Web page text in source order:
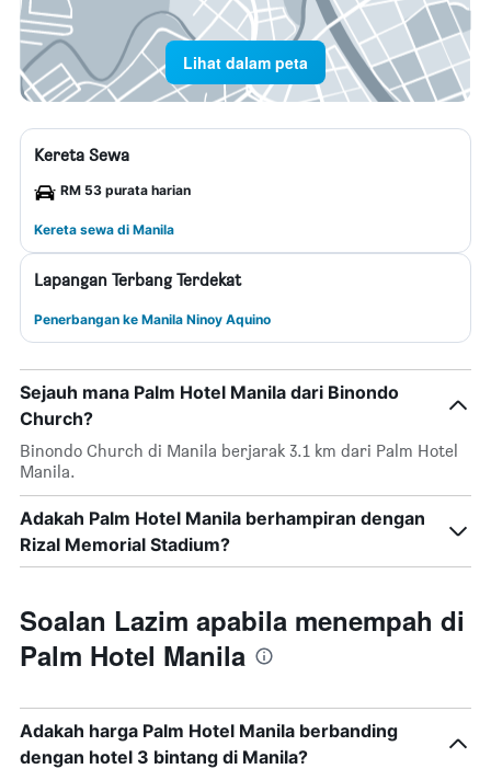
Lihat dalam peta
Kereta Sewa
RM 53 purata harian
Kereta sewa di Manila
Lapangan Terbang Terdekat
Penerbangan ke Manila Ninoy Aquino
Sejauh mana Palm Hotel Manila dari Binondo
Church?
Binondo Church di Manila berjarak 3.1 km dari Palm Hotel
Manila.
Adakah Palm Hotel Manila berhampiran dengan
Rizal Memorial Stadium?
Soalan Lazim apabila menempah di
Palm Hotel Manila
Adakah harga Palm Hotel Manila berbanding
dengan hotel 3 bintang di Manila?